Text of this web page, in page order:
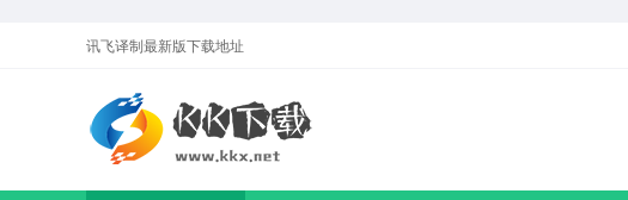
讯飞译制最新版下载地址